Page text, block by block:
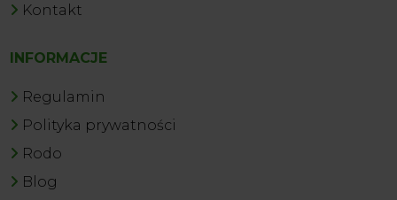
Kontakt
INFORMACJE
Regulamin
Polityka prywatności
Rodo
Blog